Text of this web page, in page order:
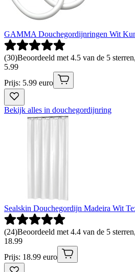
GAMMA Douchegordijnringen Wit
(30)Beoordeeld met 4.5 van de 5
5.99
Prijs: 5.99 euro
Bekijk alles in douchegordijnring
Sealskin Douchegordijn Madeira Wit
(24)Beoordeeld met 4.4 van de 5
18.99
Prijs: 18.99 euro